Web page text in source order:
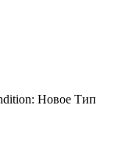
Новое Тип